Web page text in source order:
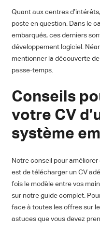
Quant aux centres
poste en question. Dans le
embarqués, ces derniers
développement logiciel.
mentionner la découverte
passe-temps.
Conseils
votre CV
système
Notre conseil pour
est de télécharger un CV
fois le modèle entre vos
sur notre guide complet.
face à toutes les offres sur
astuces que vous devez